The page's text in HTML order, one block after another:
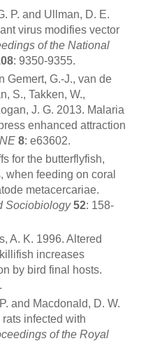
P. and Ullman, D. E.
virus modifies vector
of the National
: 9350-9355.
Gemert, G.-J., van de
S., Takken, W.,
J. G. 2013. Malaria
enhanced attraction
8: e63602.
for the butterflyfish,
when feeding on coral
metacercariae.
Sociobiology 52: 158-
A. K. 1996. Altered
increases
by bird final hosts.
and Macdonald, D. W.
infected with
of the Royal